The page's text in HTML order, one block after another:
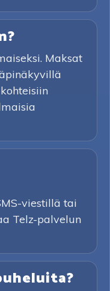
Maksat
viestillä tai
Telz-palvelun